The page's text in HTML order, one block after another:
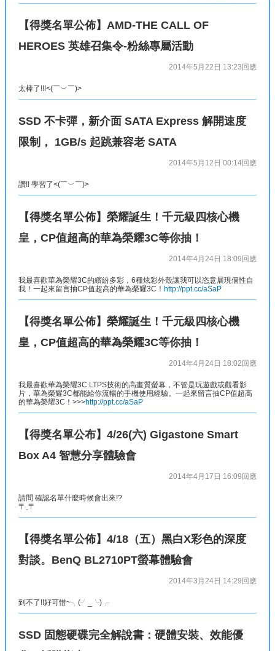
【得獎名單公佈】AMD-THE CALL OF
HEROES 英雄召集令-粉絲專屬活動
2014年5月22日 13:23 回應
太棒了!!!<(￣︶￣)>
SSD 不卡彈，新介面 SATA Express 解開速度
限制， 1GB/s 起跳兼容老 SATA
2014年5月12日 00:14回應
讚!! 學習了<(￣︶￣)>
【得獎名單公佈】榮耀誕生！千元級四核心機
皇，CP值超高的華為榮耀3C等你抽！
2014年4月24日 18:09 回應
我最喜歡華為榮耀3C的繽紛多彩，6種炫彩外殼讓我可以恣意展現個性自
我！一起來留言抽CP值超高的華為榮耀3C！ http://ppt.cc/aSaP
【得獎名單公佈】榮耀誕生！千元級四核心機
皇，CP值超高的華為榮耀3C等你抽！
2014年4月24日 18:02 回應
我最喜歡華為榮耀3C LTPS技術的高畫質螢幕，不管是玩遊戲或觀看影
片，華為榮耀3C都能給你流暢的手機使用經驗。一起來留言抽CP值超高
的華為榮耀3C！>>>http://ppt.cc/aSaP
【得獎名單公布】4/26(六) Gigastone Smart
Box A4 智慧分享體驗會
2014年4月17日 16:09 回應
請問 確認名單什麼時候會出來!?
〒ˍ〒
【得獎名單公佈】4/18（五）黑白X彩色的深度
對談。BenQ BL2710PT螢幕體驗會
2014年3月24日 14:29 回應
到不了!!好可惜~╮(╯_╰)╭
SSD 固態硬碟完全解說書：硬體安裝、效能優